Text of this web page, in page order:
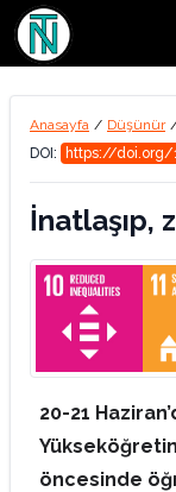
Anasayfa / Düşünür
DOI:
https://doi.org/
İnatlaşıp,
20-21
öncesinde